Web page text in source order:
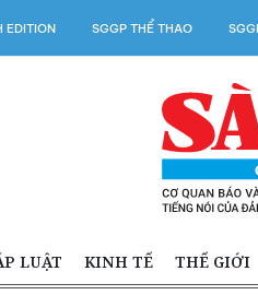
EDITION SGGP THỂ THAO
LUẬT KINH TẾ THẾ GIỚI